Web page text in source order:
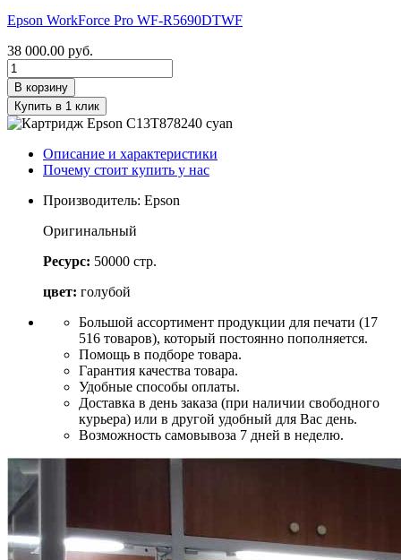
Epson WorkForce Pro WF-R5690DTWF
38 000.00 руб.
В корзину
Купить в 1 клик
Описание и характеристики
Почему стоит купить у нас
Производитель: Epson
Оригинальный
Ресурс: 50000 стр.
цвет: голубой
Большой ассортимент продукции для печати (17
516 товаров), который постоянно пополняется.
Помощь в подборе товара.
Гарантия качества товара.
Удобные способы оплаты.
Доставка в день заказа (при наличии свободного
курьера) или в другой удобный для Вас день.
Возможность самовывоза 7 дней в неделю.